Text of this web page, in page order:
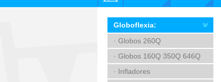
Globoflexia:
· Globos 260Q
· Globos 160Q 350Q 646Q
· Infladores